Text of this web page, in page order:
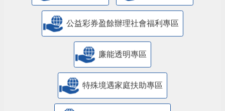
公益彩券盈餘辦理社會福利專區
廉能透明專區
特殊境遇家庭扶助專區